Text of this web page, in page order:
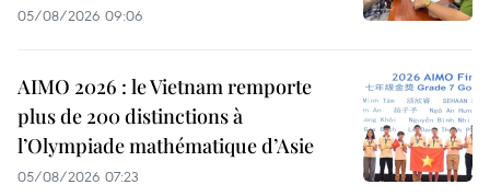
05/08/2026 09:06
AIMO 2026 : le Vietnam remporte
plus de 200 distinctions à
l’Olympiade mathématique d’Asie
05/08/2026 07:23